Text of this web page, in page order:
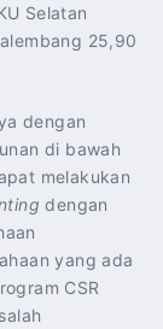
Selatan
25,90
dengan
di bawah
melakukan
dengan
yang ada
CSR